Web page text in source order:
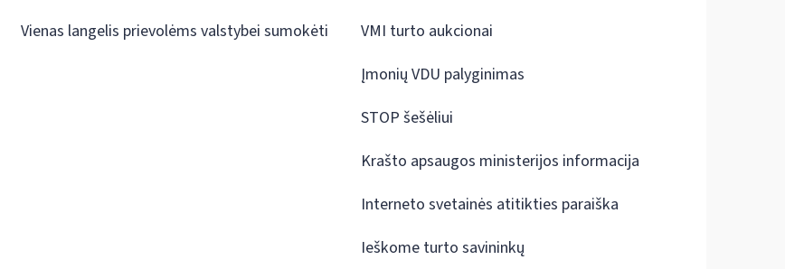
Vienas langelis prievolėms valstybei sumokėti
VMI turto aukcionai
Įmonių VDU palyginimas
STOP šešėliui
Krašto apsaugos ministerijos informacija
Interneto svetainės atitikties paraiška
Ieškome turto savininkų